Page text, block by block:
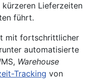
Lieferzeiten
führt.
mit fortschrittlicher
automatisierte
Warehouse
Tracking von